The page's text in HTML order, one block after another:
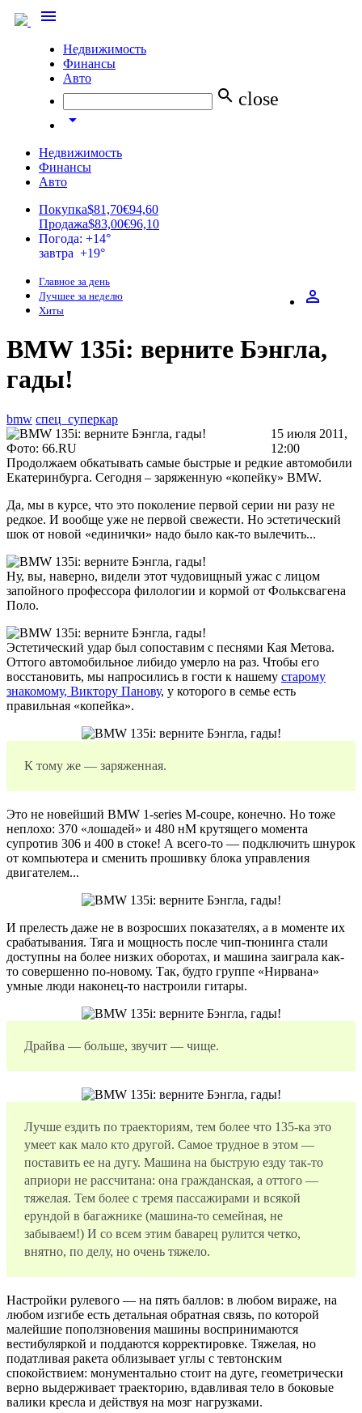
menu
Недвижимость
Финансы
Авто
search close
arrow_drop_down
Недвижимость
Финансы
Авто
Покупка$81,70€94,60
Продажа$83,00€96,10
Погода: +14°
завтра +19°
perm_identity
Главное за день
Лучшее за неделю
Хиты
BMW 135i: верните Бэнгла,
гады!
bmw спец_суперкар
15 июля 2011,
12:00
Фото: 66.RU
Продолжаем обкатывать самые быстрые и редкие автомобили
Екатеринбурга. Сегодня – заряженную «копейку» BMW.
Да, мы в курсе, что это поколение первой серии ни разу не
редкое. И вообще уже не первой свежести. Но эстетический
шок от новой «единички» надо было как-то вылечить...
Ну, вы, наверно, видели этот чудовищный ужас с лицом
запойного профессора филологии и кормой от Фольксвагена
Поло.
Эстетический удар был сопоставим с песнями Кая Метова.
Оттого автомобильное либидо умерло на раз. Чтобы его
восстановить, мы напросились в гости к нашему старому
знакомому, Виктору Панову, у которого в семье есть
правильная «копейка».
К тому же — заряженная.
Это не новейший BMW 1-series M-coupe, конечно. Но тоже
неплохо: 370 «лошадей» и 480 нМ крутящего момента
супротив 306 и 400 в стоке! А всего-то — подключить шнурок
от компьютера и сменить прошивку блока управления
двигателем...
И прелесть даже не в возросших показателях, а в моменте их
срабатывания. Тяга и мощность после чип-тюнинга стали
доступны на более низких оборотах, и машина заиграла как-
то совершенно по-новому. Так, будто группе «Нирвана»
умные люди наконец-то настроили гитары.
Драйва — больше, звучит — чище.
Лучше ездить по траекториям, тем более что 135-ка это
умеет как мало кто другой. Самое трудное в этом —
поставить ее на дугу. Машина на быструю езду так-то
априори не рассчитана: она гражданская, а оттого —
тяжелая. Тем более с тремя пассажирами и всякой
ерундой в багажнике (машина-то семейная, не
забываем!) И со всем этим баварец рулится четко,
внятно, по делу, но очень тяжело.
Настройки рулевого — на пять баллов: в любом вираже, на
любом изгибе есть детальная обратная связь, по которой
малейшие поползновения машины воспринимаются
вестибуляркой и поддаются корректировке. Тяжелая, но
податливая ракета облизывает углы с тевтонским
спокойствием: монументально стоит на дуге, геометрически
верно выдерживает траекторию, вдавливая тело в боковые
валики кресла и действуя на мозг нагрузками.